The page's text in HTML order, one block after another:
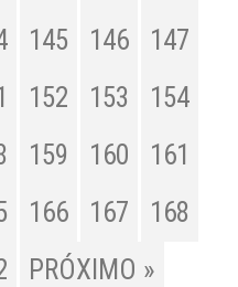
145 146
147
152 153
154
159 160
161
166 167
168
PRÓXIMO »